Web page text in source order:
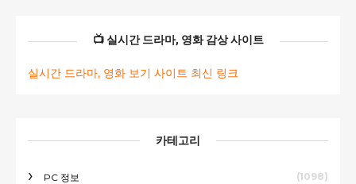
📺 실시간 드라마, 영화 감상 사이트
실시간 드라마, 영화 보기 사이트 최신 링크
카테고리
PC 정보 (1098)